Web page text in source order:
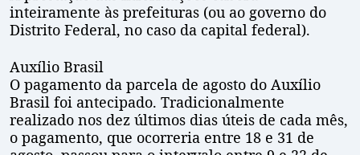
inteiramente às prefeituras (ou ao governo do
Distrito Federal, no caso da capital federal).
Auxílio Brasil
O pagamento da parcela de agosto do Auxílio
Brasil foi antecipado. Tradicionalmente
realizado nos dez últimos dias úteis de cada mês,
o pagamento, que ocorreria entre 18 e 31 de